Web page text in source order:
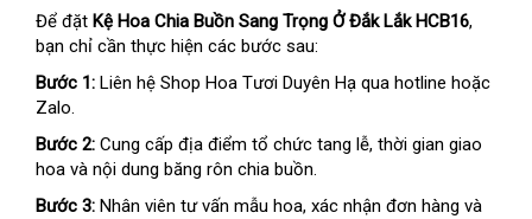
Để đặt Kệ Hoa Chia Buồn Sang Trọng Ở Đắk Lắk HCB16,
bạn chỉ cần thực hiện các bước sau:
Bước 1: Liên hệ Shop Hoa Tươi Duyên Hạ qua hotline hoặc
Zalo.
Bước 2: Cung cấp địa điểm tổ chức tang lễ, thời gian giao
hoa và nội dung băng rôn chia buồn.
Bước 3: Nhân viên tư vấn mẫu hoa, xác nhận đơn hàng và